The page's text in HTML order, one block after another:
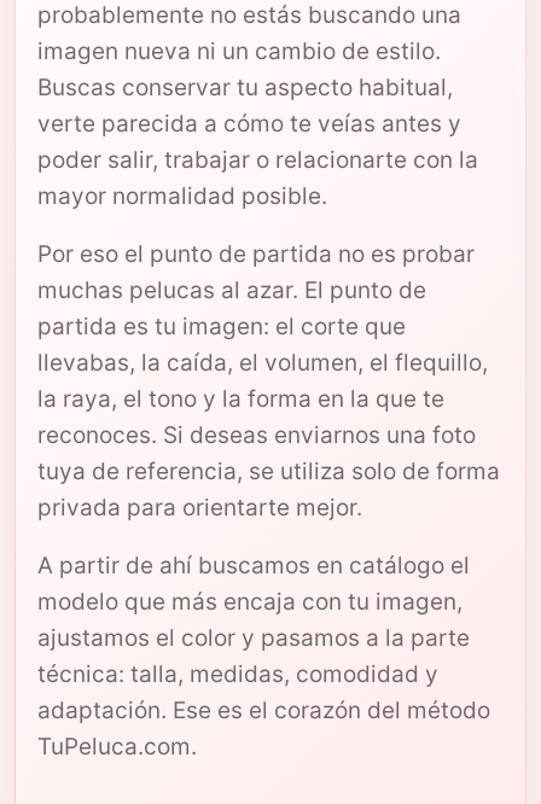
probablemente no estás buscando una
imagen nueva ni un cambio de estilo.
Buscas conservar tu aspecto habitual,
verte parecida a cómo te veías antes y
poder salir, trabajar o relacionarte con la
mayor normalidad posible.
Por eso el punto de partida no es probar
muchas pelucas al azar. El punto de
partida es tu imagen: el corte que
llevabas, la caída, el volumen, el flequillo,
la raya, el tono y la forma en la que te
reconoces. Si deseas enviarnos una foto
tuya de referencia, se utiliza solo de forma
privada para orientarte mejor.
A partir de ahí buscamos en catálogo el
modelo que más encaja con tu imagen,
ajustamos el color y pasamos a la parte
técnica: talla, medidas, comodidad y
adaptación. Ese es el corazón del método
TuPeluca.com.